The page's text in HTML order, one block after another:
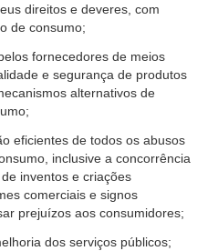
direitos e deveres, com
de consumo;
fornecedores de meios
e segurança de produtos
alternativos de
eficientes de todos os abusos
inclusive a concorrência
inventos e criações
comerciais e signos
prejuízos aos consumidores;
dos serviços públicos;